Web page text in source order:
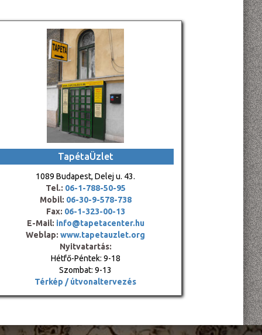
TapétaÜzlet
1089 Budapest, Delej u. 43.
Tel.: 06-1-788-50-95
Mobil: 06-30-9-578-738
Fax: 06-1-323-00-13
E-Mail: info@tapetacenter.hu
Weblap: www.tapetauzlet.org
Nyitvatartás:
Hétfő-Péntek: 9-18
Szombat: 9-13
Térkép / útvonaltervezés